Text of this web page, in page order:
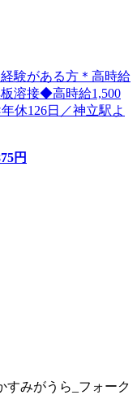
験がある方＊高時給
溶接◆高時給1,500
休126日／神立駅よ
円
すみがうら_フォーク